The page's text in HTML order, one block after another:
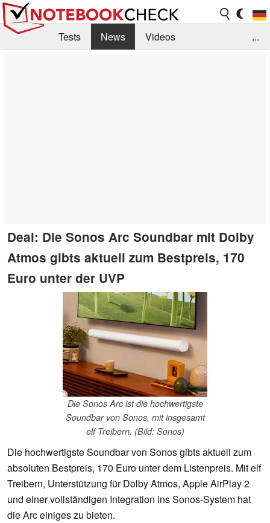
Tests News
Videos
...
Deal: Die Sonos Arc Soundbar mit Dolby
Atmos gibts aktuell zum Bestpreis, 170
Euro unter der UVP
Die Sonos Arc ist die hochwertigste
Soundbar von Sonos, mit insgesamt
elf Treibern. (Bild: Sonos)
Die hochwertigste Soundbar von Sonos gibts aktuell zum
absoluten Bestpreis, 170 Euro unter dem Listenpreis. Mit elf
Treibern, Unterstützung für Dolby Atmos, Apple AirPlay 2
und einer vollständigen Integration ins Sonos-System hat
die Arc einiges zu bieten.